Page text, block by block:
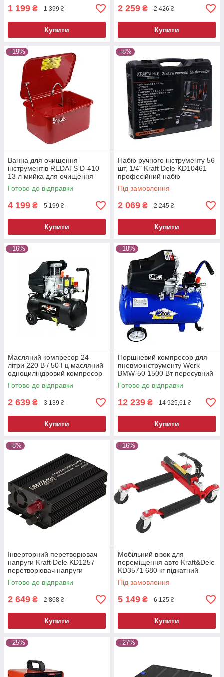
1 199 ₴ 1 399 ₴
Купити
2 259 ₴ 2 426 ₴
Купити
–19%
Ванна для очищення
інструментів REDATS D-410
13 л мийка для очищення
деталей мийна ванна для
майстерні
Готово до відправки
4 199 ₴ 5 199 ₴
Купити
–8%
Набір ручного інструменту 56
шт, 1/4" Kraft Dele KD10461
професійний набір
інструментів
Під замовлення
2 069 ₴ 2 245 ₴
Купити
–16%
Масляний компресор 24
літри 220 В / 50 Гц масляний
одноциліндровий компресор
Готово до відправки
2 639 ₴ 3 139 ₴
Купити
–18%
Поршневий компресор для
пневмоінструменту Werk
BMW-50 1500 Вт пересувний
електричний компресор для
фарбування
Готово до відправки
12 239 ₴ 14 925,61 ₴
Купити
–8%
Інверторний перетворювач
напруги Kraft Dele KD1257
перетворювач напруги
автомобільний
Готово до відправки
2 649 ₴ 2 868 ₴
Купити
–16%
Мобільний візок для
переміщення авто Kraft&Dele
KD3571 680 кг підкатний
ролик для автосервісу
Під замовлення
5 149 ₴ 6 125 ₴
Купити
–25% –27%